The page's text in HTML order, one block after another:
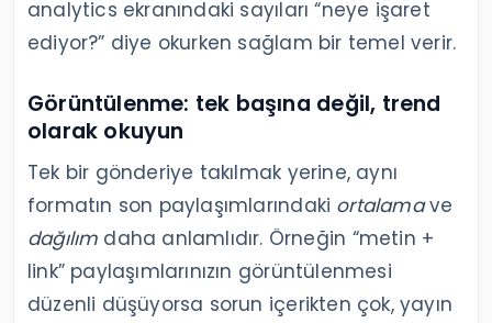
analytics ekranındaki sayıları “neye işaret
ediyor?” diye okurken sağlam bir temel verir.
Görüntülenme: tek başına değil, trend
olarak okuyun
Tek bir gönderiye takılmak yerine, aynı
formatın son paylaşımlarındaki ortalamave
dağılım daha anlamlıdır. Örneğin “metin +
link” paylaşımlarınızın görüntülenmesi
düzenli düşüyorsa sorun içerikten çok, yayın